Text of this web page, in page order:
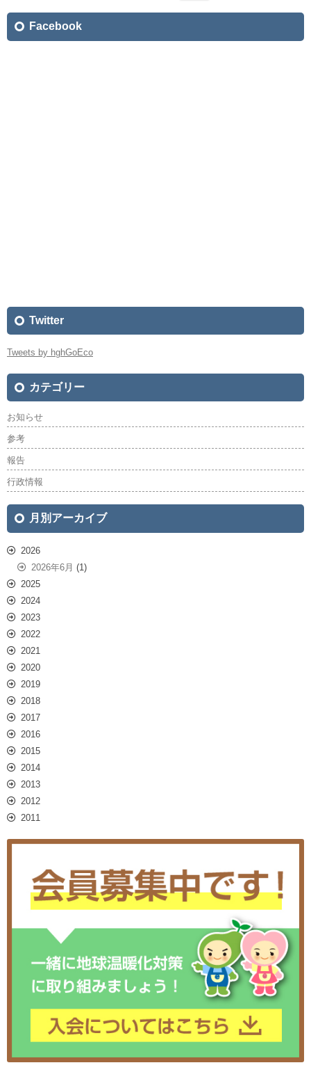
Facebook
Twitter
Tweets by hghGoEco
カテゴリー
お知らせ
参考
報告
行政情報
月別アーカイブ
2026
2026年6月 (1)
2025
2024
2023
2022
2021
2020
2019
2018
2017
2016
2015
2014
2013
2012
2011